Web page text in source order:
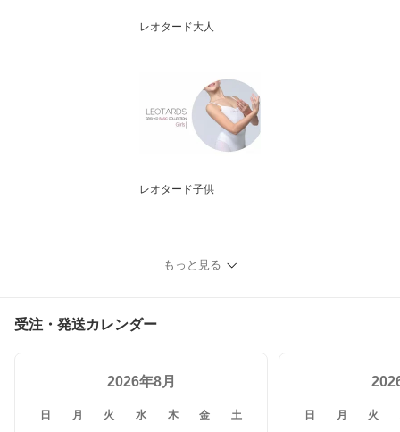
レオタード大人
レオタード子供
もっと見る
受注・発送カレンダー
2026年8月
日 月 火 水 木 金 土 日 月 火